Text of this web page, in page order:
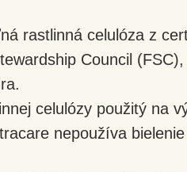
rastlinná celulóza z
Council
celulózy použitý na
nepoužíva